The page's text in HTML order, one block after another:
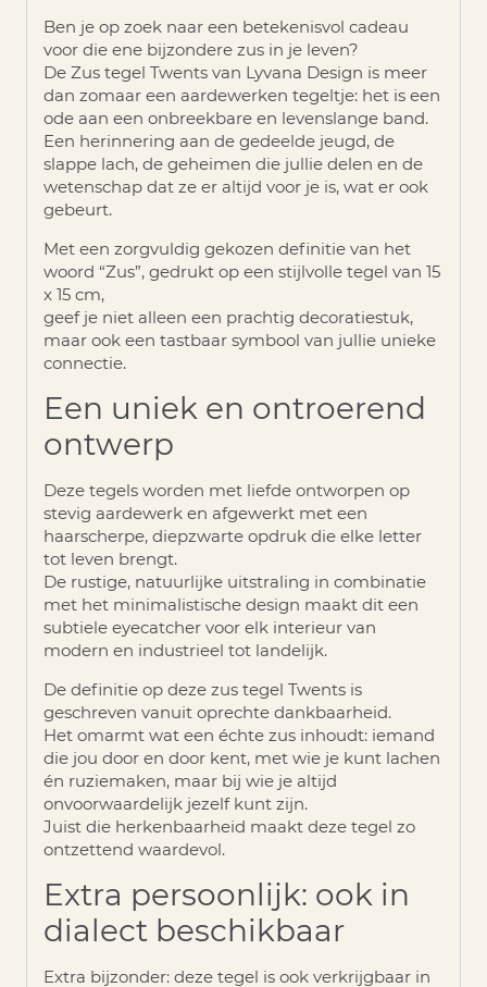
Ben je op zoek naar een betekenisvol cadeau
voor die ene bijzondere zus in je leven?
De Zus tegel Twents van Lyvana Design is meer
dan zomaar een aardewerken tegeltje: het is een
ode aan een onbreekbare en levenslange band.
Een herinnering aan de gedeelde jeugd, de
slappe lach, de geheimen die jullie delen en de
wetenschap dat ze er altijd voor je is, wat er ook
gebeurt.
Met een zorgvuldig gekozen definitie van het
woord “Zus”, gedrukt op een stijlvolle tegel van 15
x 15 cm,
geef je niet alleen een prachtig decoratiestuk,
maar ook een tastbaar symbool van jullie unieke
connectie.
Een uniek en ontroerend
ontwerp
Deze tegels worden met liefde ontworpen op
stevig aardewerk en afgewerkt met een
haarscherpe, diepzwarte opdruk die elke letter
tot leven brengt.
De rustige, natuurlijke uitstraling in combinatie
met het minimalistische design maakt dit een
subtiele eyecatcher voor elk interieur van
modern en industrieel tot landelijk.
De definitie op deze zus tegel Twents is
geschreven vanuit oprechte dankbaarheid.
Het omarmt wat een échte zus inhoudt: iemand
die jou door en door kent, met wie je kunt lachen
én ruziemaken, maar bij wie je altijd
onvoorwaardelijk jezelf kunt zijn.
Juist die herkenbaarheid maakt deze tegel zo
ontzettend waardevol.
Extra persoonlijk: ook in
dialect beschikbaar
Extra bijzonder: deze tegel is ook verkrijgbaar in